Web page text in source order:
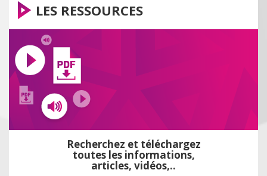
LES RESSOURCES
Recherchez et téléchargez
toutes les informations,
articles, vidéos,..